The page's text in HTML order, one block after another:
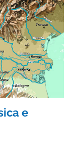
e